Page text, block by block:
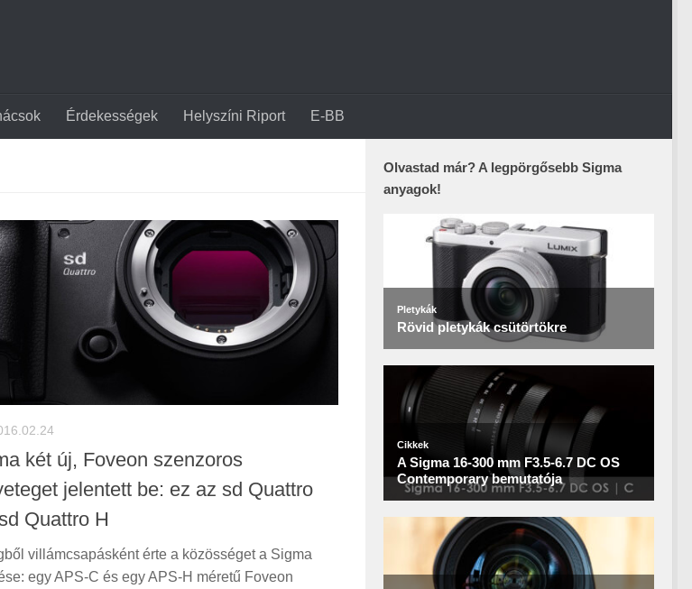
Érdekességek Helyszíni Riport E-BB
két új, Foveon szenzoros
jelentett be: ez az sd Quattro
Quattro H
villámcsapásként érte a közösséget a Sigma
egy APS-C és egy APS-H méretű Foveon
Olvastad már? A legpörgősebb Sigma
anyagok!